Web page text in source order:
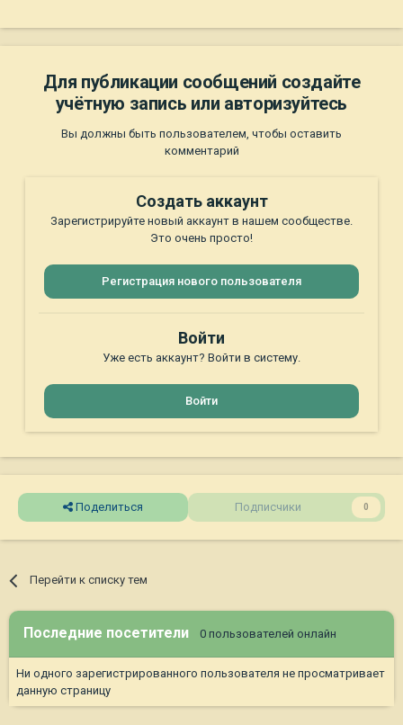
Для публикации сообщений создайте
учётную запись или авторизуйтесь
Вы должны быть пользователем, чтобы оставить
комментарий
Создать аккаунт
Зарегистрируйте новый аккаунт в нашем сообществе.
Это очень просто!
Регистрация нового пользователя
Войти
Уже есть аккаунт? Войти в систему.
Войти
Поделиться Подписчики 0
Перейти к списку тем
Последние посетители 0 пользователей онлайн
Ни одного зарегистрированного пользователя не просматривает
данную страницу